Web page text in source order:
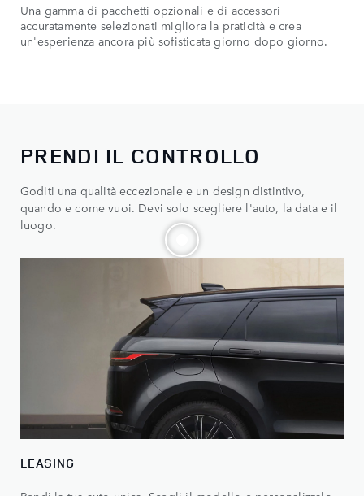
Una gamma di pacchetti opzionali e di accessori
accuratamente selezionati migliora la praticità e crea
un'esperienza ancora più sofisticata giorno dopo giorno.
PRENDI IL CONTROLLO
Goditi una qualità eccezionale e un design distintivo,
quando e come vuoi. Devi solo scegliere l'auto, la data e il
luogo.
LEASING